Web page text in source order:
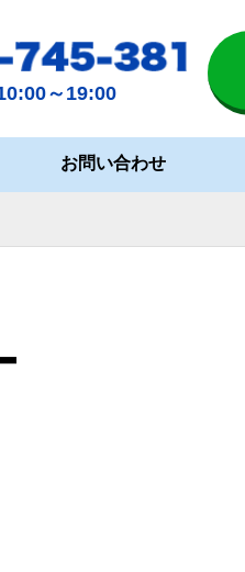
～19:00
お問い合わせ